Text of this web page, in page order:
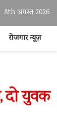
8th अगस्त 2026
रोजगार न्यूज़
दो युवक